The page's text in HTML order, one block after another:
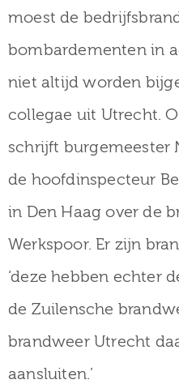
moest de
bombardementen in
niet altijd worden
collegae uit Utrecht.
schrijft burgemeester
de hoofdinspecteur
in Den Haag over de
Werkspoor. Er zijn
‘deze hebben echter
de Zuilensche
brandweer Utrecht
aansluiten.’